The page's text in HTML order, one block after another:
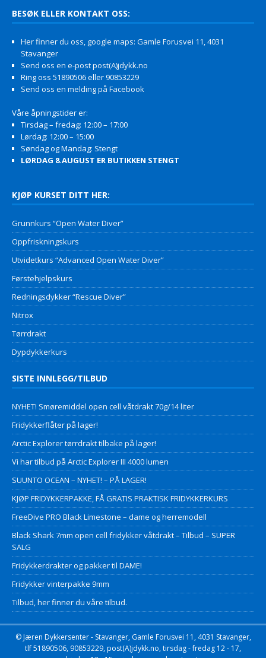
BESØK ELLER KONTAKT OSS:
Her finner du oss, google maps: Gamle Forusvei 11, 4031
Stavanger
Send oss en e-post post(A)jdykk.no
Ring oss 51890506 eller 90853229
Send oss en melding på Facebook
Våre åpningstider er:
Tirsdag – fredag: 12:00 – 17:00
Lørdag: 12:00 – 15:00
Søndag og Mandag: Stengt
LØRDAG 8.AUGUST ER BUTIKKEN STENGT
KJØP KURSET DITT HER:
Grunnkurs “Open Water Diver”
Oppfriskningskurs
Utvidetkurs “Advanced Open Water Diver”
Førstehjelpskurs
Redningsdykker “Rescue Diver”
Nitrox
Tørrdrakt
Dypdykkerkurs
SISTE INNLEGG/TILBUD
NYHET! Smøremiddel open cell våtdrakt 70g/14 liter
Fridykkerflåter på lager!
Arctic Explorer tørrdrakt tilbake på lager!
Vi har tilbud på Arctic Explorer III 4000 lumen
SUUNTO OCEAN – NYHET! – PÅ LAGER!
KJØP FRIDYKKERPAKKE, FÅ GRATIS PRAKTISK FRIDYKKERKURS
FreeDive PRO Black Limestone – dame og herremodell
Black Shark 7mm open cell fridykker våtdrakt – Tilbud – SUPER
SALG
Fridykkerdrakter og pakker til DAME!
Fridykker vinterpakke 9mm
Tilbud, her finner du våre tilbud.
© Jæren Dykkersenter - Stavanger, Gamle Forusvei 11, 4031 Stavanger,
tlf 51890506, 90853229, post(A)jdykk.no, tirsdag - fredag 12 - 17,